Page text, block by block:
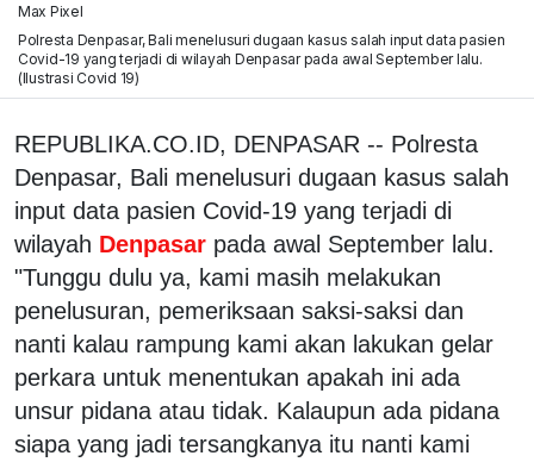
Max Pixel
Polresta Denpasar, Bali menelusuri dugaan kasus salah input data pasien
Covid-19 yang terjadi di wilayah Denpasar pada awal September lalu.
(Ilustrasi Covid 19)
REPUBLIKA.CO.ID, DENPASAR -- Polresta
Denpasar, Bali menelusuri dugaan kasus salah
input data pasien Covid-19 yang terjadi di
wilayah Denpasar pada awal September lalu.
"Tunggu dulu ya, kami masih melakukan
penelusuran, pemeriksaan saksi-saksi dan
nanti kalau rampung kami akan lakukan gelar
perkara untuk menentukan apakah ini ada
unsur pidana atau tidak. Kalaupun ada pidana
siapa yang jadi tersangkanya itu nanti kami